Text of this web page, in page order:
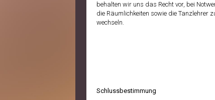
behalten wir uns das Recht vor, bei
die Räumlichkeiten sowie die Tanzlehrer
wechseln.
Schlussbestimmung